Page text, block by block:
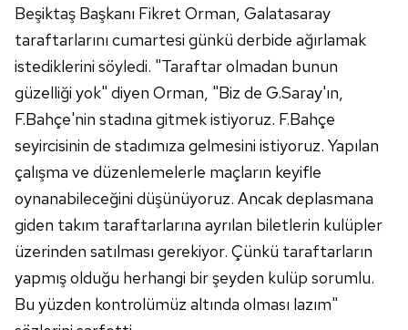
kullanılmaktadır. Diğer çerezler, sitemizin daha işlevsel
kılınması ve kişiselleştirilmesi ve sizlere yönelik
reklam/pazarlama faaliyetlerinin yapılması, amaçlarıyla
sınırlı olarak açık rızanız dahilinde kullanılacaktır.
Çerezlere ilişkin tercihlerinizi aşağıda yer alan panel
vasıtasıyla belirleyebilirsiniz. Çerezlere ilişkin detaylı bilgi
için Ayarlar butonuna tıklayabilir,
Çerez Bilgilendirme
Metnimizi
6698 sayılı Kişisel Verilerin Korunması Kanunu uyarınca
hazırlanmış Aydınlatma Metnimizi okumak ve sitemizde
ilgili mevzuata uygun olarak kullanılan çerezlerle ilgili bilgi
almak için lütfen
tıklayınız
Beşiktaş Başkanı Fikret Orman, Galatasaray
taraftarlarını cumartesi günkü derbide ağırlamak
istediklerini söyledi. "Taraftar olmadan bunun
güzelliği yok" diyen Orman, "Biz de G.Saray'ın,
F.Bahçe'nin stadına gitmek istiyoruz. F.Bahçe
seyircisinin de stadımıza gelmesini istiyoruz. Yapılan
çalışma ve düzenlemelerle maçların keyifle
oynanabileceğini düşünüyoruz. Ancak deplasmana
giden takım taraftarlarına ayrılan biletlerin kulüpler
üzerinden satılması gerekiyor. Çünkü taraftarların
yapmış olduğu herhangi bir şeyden kulüp sorumlu.
Bu yüzden kontrolümüz altında olması lazım"